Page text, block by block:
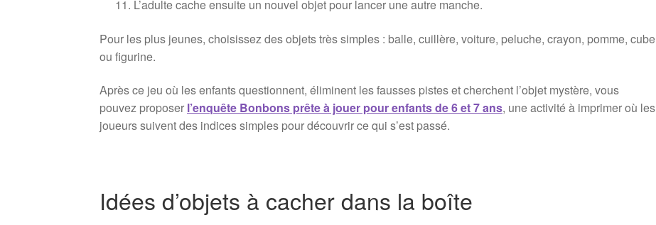
L’adulte cache ensuite un nouvel objet pour lancer une autre manche.
Pour les plus jeunes, choisissez des objets très simples : balle, cuillère, voiture, peluche, crayon, pomme, cube
ou figurine.
Après ce jeu où les enfants questionnent, éliminent les fausses pistes et cherchent l’objet mystère, vous
pouvez proposer l’enquête Bonbons prête à jouer pour enfants de 6 et 7 ans, une activité à imprimer où les
joueurs suivent des indices simples pour découvrir ce qui s’est passé.
Idées d’objets à cacher dans la boîte